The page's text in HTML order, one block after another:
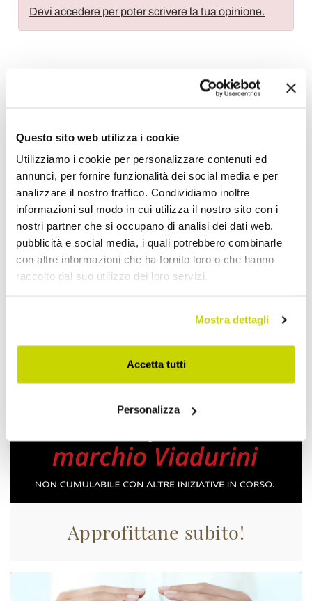
Questo sito web utilizza i cookie
Utilizziamo i cookie per personalizzare contenuti ed
annunci, per fornire funzionalità dei social media e per
analizzare il nostro traffico. Condividiamo inoltre
informazioni sul modo in cui utilizza il nostro sito con i
nostri partner che si occupano di analisi dei dati web,
pubblicità e social media, i quali potrebbero combinarle
con altre informazioni che ha fornito loro o che hanno
raccolto dal suo utilizzo dei loro servizi.
Mostra dettagli
Accetta tutti
Personalizza
Devi accedere per poter scrivere la tua opinione.
Tavoli da Giardino Fissi
Approfittane subito!